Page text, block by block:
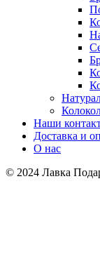
Наши
Доставка и
О нас
© 2024 Лавка